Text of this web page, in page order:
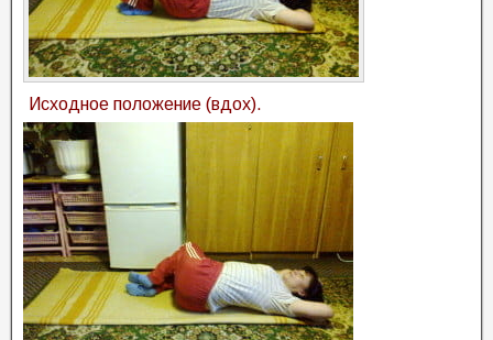
Исходное положение (вдох).